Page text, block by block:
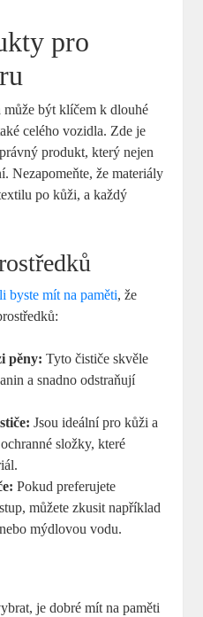
pro
může být klíčem k dlouhé
celého vozidla. Zde je
produkt, který nejen
Nezapomeňte, že materiály
po kůži, a každý
byste mít na paměti, že
pěny: Tyto čističe skvěle
a snadno odstraňují
Jsou ideální pro kůži a
složky, které
Pokud preferujete
můžete zkusit například
mýdlovou vodu.
je dobré mít na paměti